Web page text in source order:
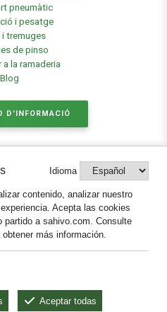
pneumàtic
i pesatge
tremuges
de pinso
a la ramaderia
Blog
D'INFORMACIÓ
de dades
Cookies
Idioma
contenido, analizar nuestro
Acepta las cookies
partido a sahivo.com. Consulte
más información.
Aceptar todas